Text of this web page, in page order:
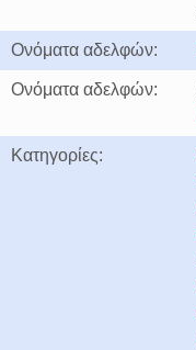
Ονόματα αδελφών:
Ονόματα αδελφών:
Κατηγορίες: